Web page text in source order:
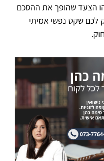
הצעד שהופך את ההסכם
לכם שקט נפשי אמיתי